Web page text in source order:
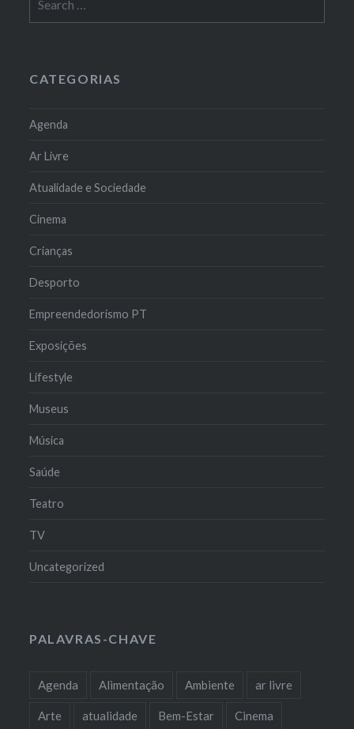
for:
CATEGORIAS
Agenda
Ar Livre
Atualidade e Sociedade
Cinema
Crianças
Desporto
Empreendedorismo PT
Exposições
Lifestyle
Museus
Música
Saúde
Teatro
TV
Uncategorized
PALAVRAS-CHAVE
Agenda Alimentação Ambiente ar livre
Arte atualidade Bem-Estar Cinema